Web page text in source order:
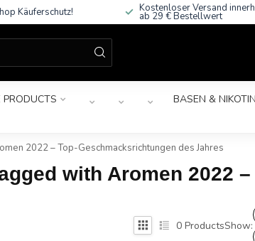
Käuferschutz! Kostenloser Versand
ab 29 € Bestellwert
BASEN &
2022 – Top-Geschmacksrichtungen des Jahres
with Aromen 2022
0 ProductsShow: